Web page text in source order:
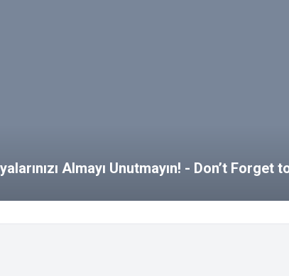
Almayı Unutmayın! - Don’t